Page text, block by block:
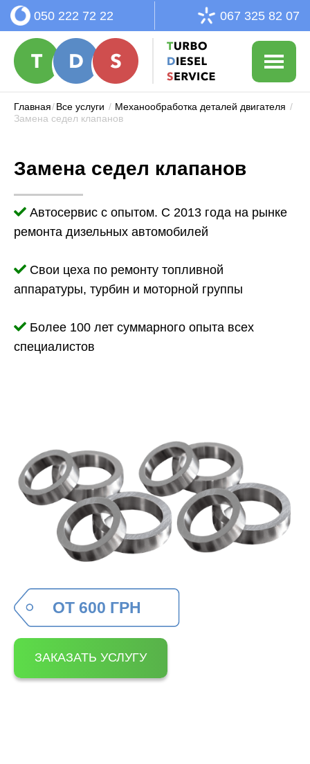
050 222 72 22 067 325 82 07
Главная/Все услуги / Механообработка деталей двигателя /
Замена седел клапанов
Замена седел клапанов
Автосервис с опытом. С 2013 года на рынке
ремонта дизельных автомобилей
Свои цеха по ремонту топливной
аппаратуры, турбин и моторной группы
Более 100 лет суммарного опыта всех
специалистов
ЗАКАЗАТЬ УСЛУГУ
ОТ 600 ГРН